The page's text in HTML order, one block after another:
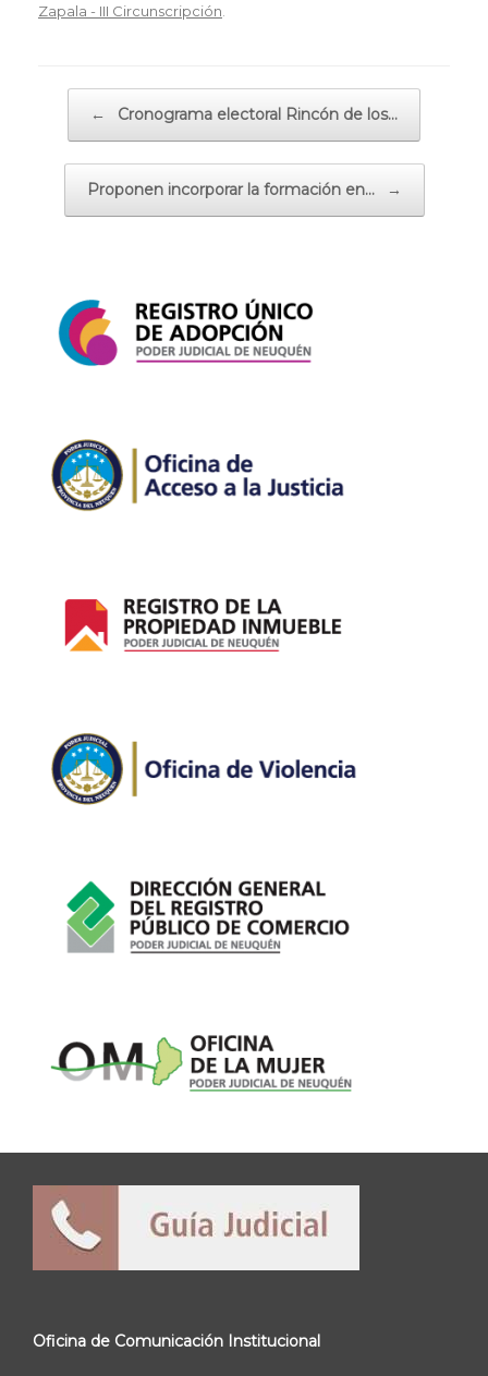
Zapala - III Circunscripción
← Cronograma electoral Rincón de los…
Proponen incorporar la formación en… →
Oficina de Comunicación Institucional